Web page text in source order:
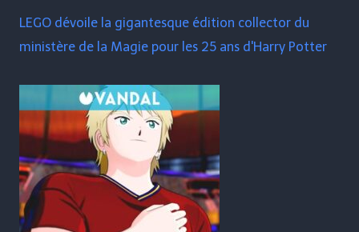
LEGO dévoile la gigantesque édition collector du
ministère de la Magie pour les 25 ans d'Harry Potter